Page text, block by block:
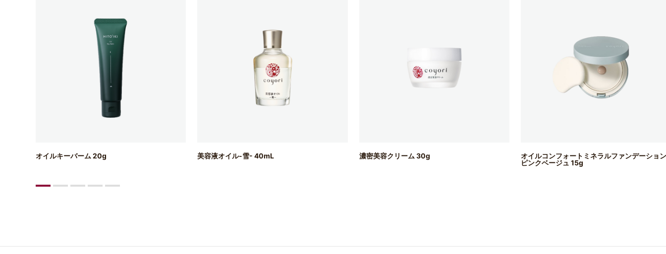
オイルキーバーム 20g 美容液オイル-雪- 40mL 濃密美容クリーム 30g
オイルコンフォートミネラルファンデーショ
ピンクベージュ 15g